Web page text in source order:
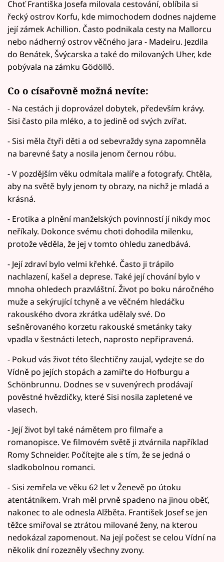
Choť Františka Josefa milovala cestování, oblíbila si
řecký ostrov Korfu, kde mimochodem dodnes najdeme
její zámek Achillion. Často podnikala cesty na Mallorcu
nebo nádherný ostrov věčného jara - Madeiru. Jezdila
do Benátek, Švýcarska a také do milovaných Uher, kde
pobývala na zámku Gödöllő.
Co o císařovně možná nevíte:
- Na cestách ji doprovázel dobytek, především krávy.
Sisi často pila mléko, a to jedině od svých zvířat.
- Sisi měla čtyři děti a od sebevraždy syna zapomněla
na barevné šaty a nosila jenom černou róbu.
- V pozdějším věku odmítala malíře a fotografy. Chtěla,
aby na světě byly jenom ty obrazy, na nichž je mladá a
krásná.
- Erotika a plnění manželských povinností jí nikdy moc
neříkaly. Dokonce svému choti dohodila milenku,
protože věděla, že jej v tomto ohledu zanedbává.
- Její zdraví bylo velmi křehké. Často ji trápilo
nachlazení, kašel a deprese. Také její chování bylo v
mnoha ohledech prazvláštní. Život po boku náročného
muže a sekýrující tchyně a ve věčném hledáčku
rakouského dvora zkrátka udělaly své. Do
sešněrovaného korzetu rakouské smetánky taky
vpadla v šestnácti letech, naprosto nepřipravená.
- Pokud vás život této šlechtičny zaujal, vydejte se do
Vídně po jejích stopách a zamiřte do Hofburgu a
Schönbrunnu. Dodnes se v suvenýrech prodávají
pověstné hvězdičky, které Sisi nosila zapletené ve
vlasech.
- Její život byl také námětem pro filmaře a
romanopisce. Ve filmovém světě ji ztvárnila například
Romy Schneider. Počítejte ale s tím, že se jedná o
sladkobolnou romanci.
- Sisi zemřela ve věku 62 let v Ženevě po útoku
atentátníkem. Vrah měl prvně spadeno na jinou oběť,
nakonec to ale odnesla Alžběta. František Josef se jen
těžce smiřoval se ztrátou milované ženy, na kterou
nedokázal zapomenout. Na její počest se celou Vídní na
několik dní rozezněly všechny zvony.